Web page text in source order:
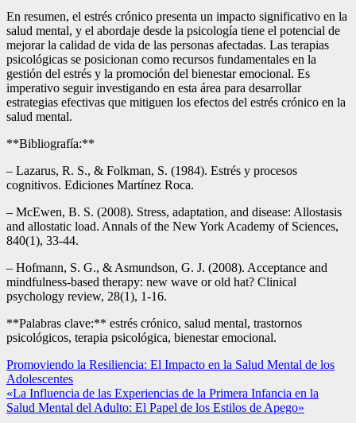
En resumen, el estrés crónico presenta un impacto significativo en la
salud mental, y el abordaje desde la psicología tiene el potencial de
mejorar la calidad de vida de las personas afectadas. Las terapias
psicológicas se posicionan como recursos fundamentales en la
gestión del estrés y la promoción del bienestar emocional. Es
imperativo seguir investigando en esta área para desarrollar
estrategias efectivas que mitiguen los efectos del estrés crónico en la
salud mental.
**Bibliografía:**
– Lazarus, R. S., & Folkman, S. (1984). Estrés y procesos
cognitivos. Ediciones Martínez Roca.
– McEwen, B. S. (2008). Stress, adaptation, and disease: Allostasis
and allostatic load. Annals of the New York Academy of Sciences,
840(1), 33-44.
– Hofmann, S. G., & Asmundson, G. J. (2008). Acceptance and
mindfulness-based therapy: new wave or old hat? Clinical
psychology review, 28(1), 1-16.
**Palabras clave:** estrés crónico, salud mental, trastornos
psicológicos, terapia psicológica, bienestar emocional.
Navegación
de
entradas
Promoviendo la Resiliencia: El Impacto en la Salud Mental de los
Adolescentes
«La Influencia de las Experiencias de la Primera Infancia en la
Salud Mental del Adulto: El Papel de los Estilos de Apego»